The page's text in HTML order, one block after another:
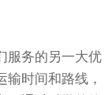
服务的另一大优
时间和路线，